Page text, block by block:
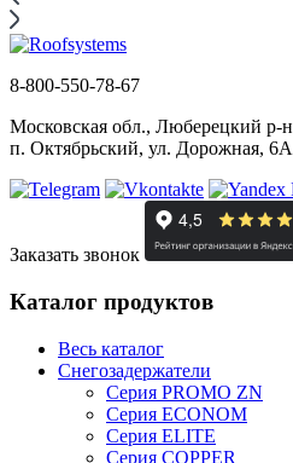
8-800-550-78-67
Московская обл., Люберецкий р-н
п. Октябрьский, ул. Дорожная, 6А
Заказать звонок
Каталог продуктов
Весь каталог
Снегозадержатели
Серия PROMO ZN
Серия ECONOM
Серия ELITE
Серия COPPER